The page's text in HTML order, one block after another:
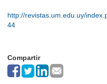
http://revistas.um.edu.uy/
44
Compartir